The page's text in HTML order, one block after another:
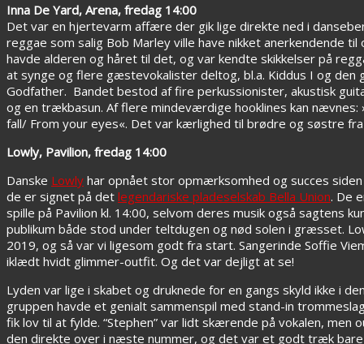
Inna De Yard, Arena, fredag 14:00
Det var en hjertevarm affære der gik lige direkte ned i
reggae som salig Bob Marley ville have nikket anerkendende
havde alderen og håret til det, og var kendte skikkelser på
at synge og flere gæstevokalister deltog, bl.a. Kiddus I og den
Godfather. Bandet bestod af fire perkussionister, akustisk
og en trækbasun. Af flere mindeværdige hooklines kan
fall/ From your eyes«. Det var kærlighed til brødre og søstre
Lowly, Pavilion, fredag 14:00
Danske Lowly har opnået stor opmærksomhed og succes
de er signet på det legendariske pladeselskab Bella Union. De
spille på Pavilion kl. 14:00, selvom deres musik også sagtens
publikum både stod under teltdugen og nød solen i græsset.
2019, og så var vi ligesom godt fra start. Sangerinde Soffie
iklædt hvidt glimmer-outfit. Og det var dejligt at se!
Lyden var lige i skabet og druknede for en gangs skyld ikke i
gruppen havde et genialt sammenspil med stand-in
fik lov til at fylde. “Stephen” var lidt skærende på vokalen,
den direkte over i næste nummer, og det var et godt træk